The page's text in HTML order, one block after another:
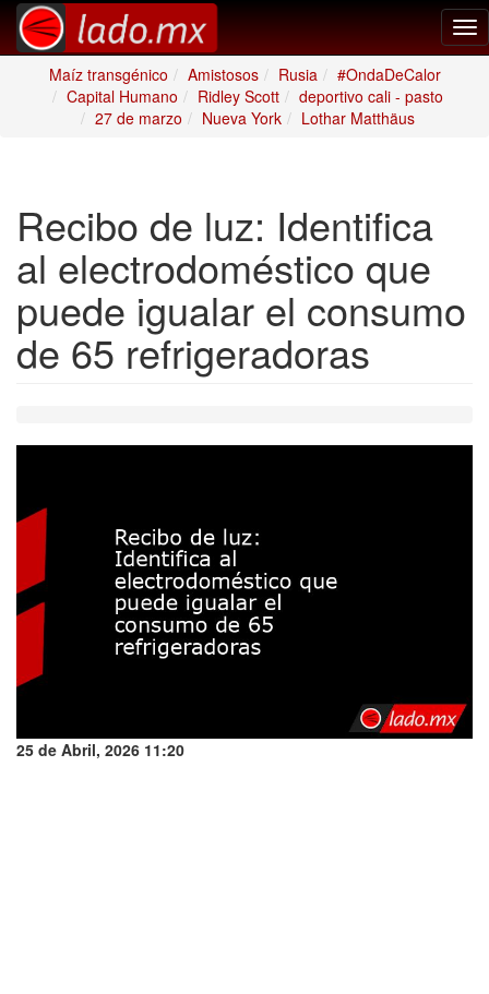
Maíz transgénico
Amistosos Rusia
#OndaDeCalor
Capital Humano
Ridley Scott
deportivo cali - pasto
27 de marzo
Nueva York Lothar Matthäus
Recibo de luz: Identifica
al electrodoméstico que
puede igualar el consumo
de 65 refrigeradoras
25 de Abril, 2026 11:20